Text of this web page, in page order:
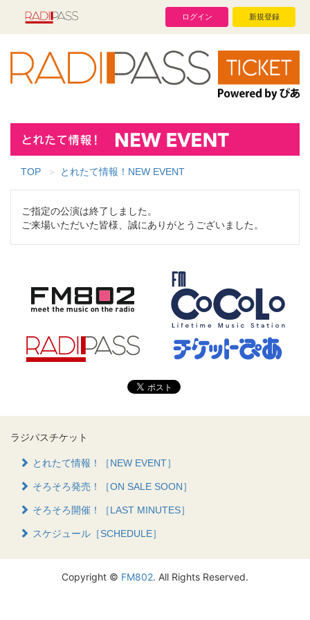
ログイン 新規登録
TOP とれたて情報！NEW EVENT
ご指定の公演は終了しました。
ご来場いただいた皆様、誠にありがとうございました。
ラジパスチケット
とれたて情報！［NEW EVENT］
そろそろ発売！［ON SALE SOON］
そろそろ開催！［LAST MINUTES］
スケジュール［SCHEDULE］
Copyright © FM802. All Rights Reserved.